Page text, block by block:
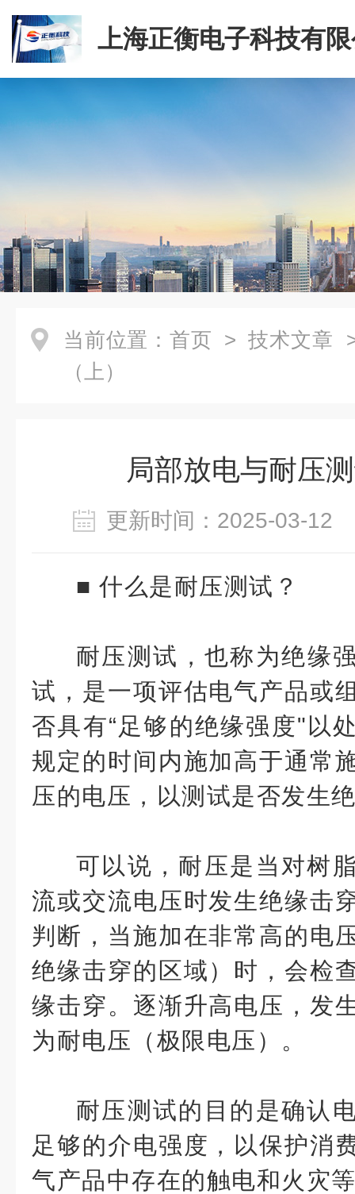
上海正衡电子科技有
当前位置： 首页 > 技术文章
（上）
局部放电与耐压
更新时间：2025-03-
■ 什么是耐压测试？
耐压测试，也称为绝缘
试，是一项评估电气产品或
否具有“足够的绝缘强度"以
规定的时间内施加高于通常
压的电压，以测试是否发生
可以说，耐压是当对树
流或交流电压时发生绝缘击
判断，当施加在非常高的电
绝缘击穿的区域）时，会检
缘击穿。逐渐升高电压，发
为耐电压（极限电压）。
耐压测试的目的是确认
足够的介电强度，以保护消
气产品中存在的触电和火灾